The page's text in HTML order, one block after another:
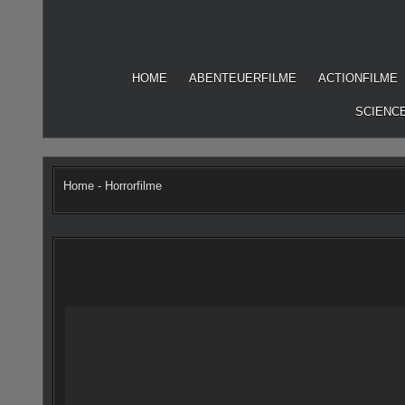
HOME ABENTEUERFILME ACTIONFILME
Home - Horrorfilme